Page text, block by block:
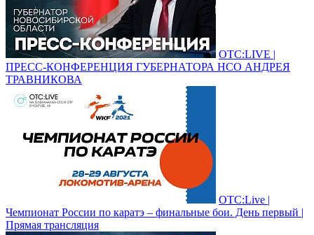
ОТС:LIVE |
ПРЕСС-КОНФЕРЕНЦИЯ ГУБЕРНАТОРА НСО АНДРЕЯ
ТРАВНИКОВА
ОТС:Live |
Чемпионат России по каратэ – финальные бои. День первый |
Прямая трансляция